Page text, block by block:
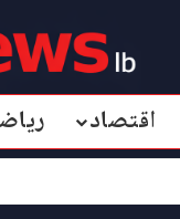
اقتصاد